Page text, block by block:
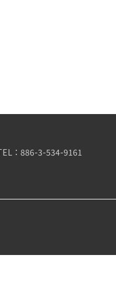
： 886-3-534-9161